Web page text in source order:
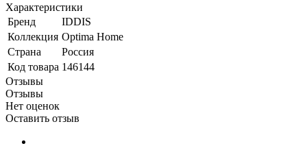
Характеристики
Бренд
IDDIS
Коллекция Optima Home
Страна
Россия
Код товара 146144
Отзывы
Отзывы
Нет оценок
Оставить отзыв